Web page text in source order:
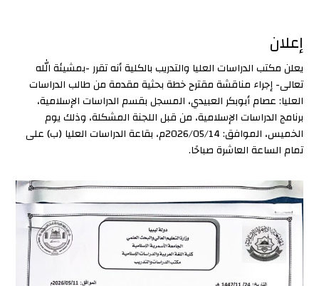
إعلان
يعلن مكتب الدراسات العليا والتدريب بالكلية أنه تقرر -بمشيئة الله
تعالى- إجراء مناقشة مقترح خطة بحثية مقدمة من طالب الدراسات
العليا: عصام أبوبكر العبيدي، المسجل بقسم الدراسات الإسلامية،
برنامج الدراسات الإسلامية، من قبل اللجنة المشكلة، وذلك يوم
الخميس، الموافق: 2026/05/14م، بقاعة الدراسات العليا (ب) على
تمام الساعة العاشرة صباحًا.